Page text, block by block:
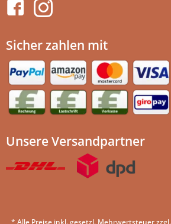
Sicher zahlen mit
Unsere Versandpartner